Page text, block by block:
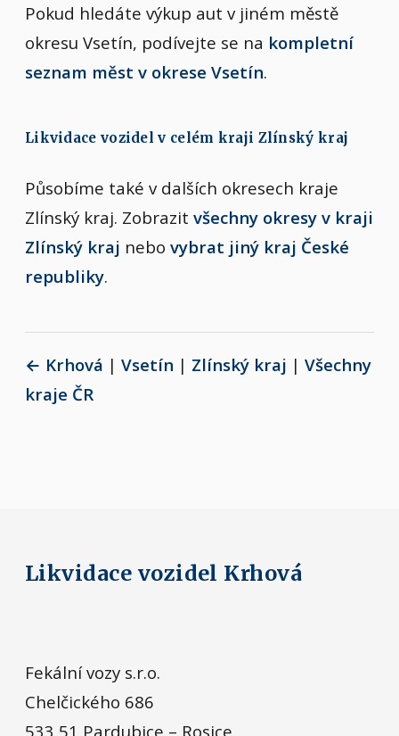
Pokud hledáte výkup aut v jiném městě
okresu Vsetín, podívejte se na kompletní
seznam měst v okrese Vsetín.
Likvidace vozidel v celém kraji Zlínský kraj
Působíme také v dalších okresech kraje
Zlínský kraj. Zobrazit všechny okresy v kraji
Zlínský kraj nebo vybrat jiný kraj České
republiky.
← Krhová | Vsetín | Zlínský kraj | Všechny
kraje ČR
Likvidace vozidel Krhová
Fekální vozy s.r.o.
Chelčického 686
533 51 Pardubice – Rosice